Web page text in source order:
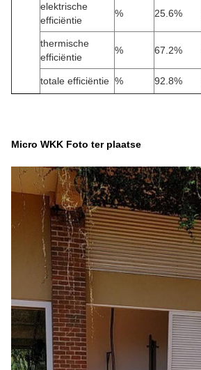
elektrische
efficiëntie
% 25.6%
thermische
efficiëntie
% 67.2%
totale efficiëntie % 92.8%
Micro WKK Foto ter plaatse